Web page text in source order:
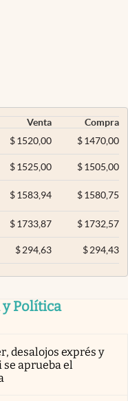
Venta
Compra
$ 1520,00 $1470,00
$ 1525,00 $1505,00
$ 1583,94 $1580,75
$ 1733,87 $1732,57
$ 294,63 $294,43
y Política
desalojos exprés y
se aprueba el